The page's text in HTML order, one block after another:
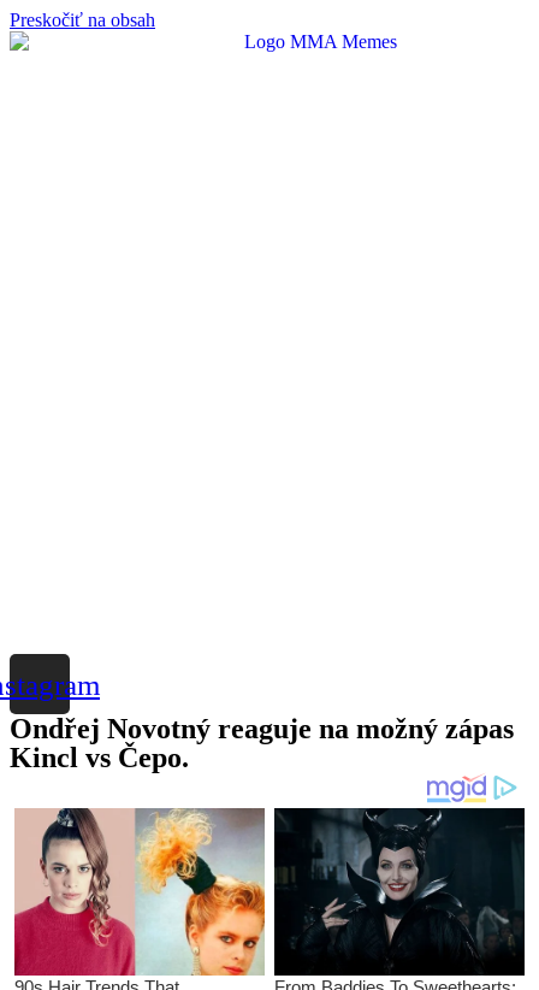
Preskočiť na obsah
Ondřej Novotný reaguje na možný zápas
Kincl vs Čepo.